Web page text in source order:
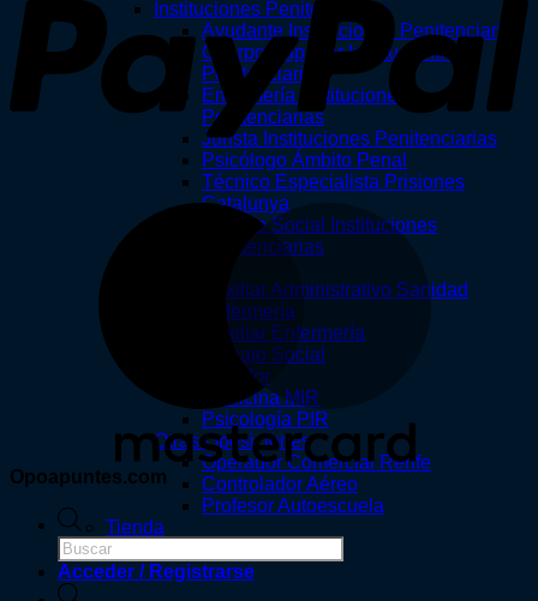
Instituciones Penitenciarias
Ayudante Instituciones Penitenciarias
Cuerpo Superior Instituciones
Penitenciarias
Enfermería Instituciones
Penitenciarias
Jurista Instituciones Penitenciarias
Psicólogo Ámbito Penal
Técnico Especialista Prisiones
Catalunya
Trabajo Social Instituciones
Penitenciarias
Auxiliar Administrativo Sanidad
Enfermería
Auxiliar Enfermería
Trabajo Social
Celador
Medicina MIR
Psicología PIR
Otras Oposiciones
Operador Comercial Renfe
Controlador Aéreo
Profesor Autoescuela
Tienda
Vende tus apuntes
Opoapuntes.com
Búsqueda
de
productos
Acceder / Registrarse